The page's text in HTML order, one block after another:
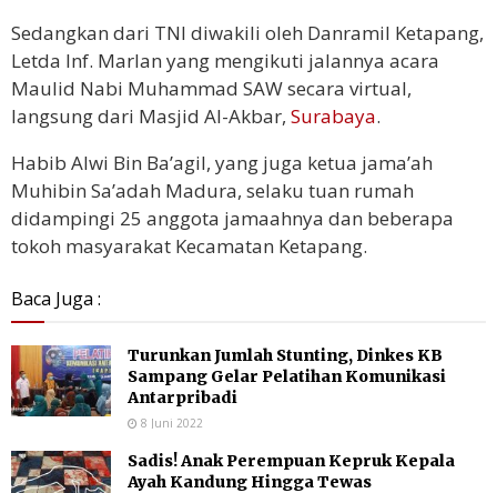
Sedangkan dari TNI diwakili oleh Danramil Ketapang,
Letda Inf. Marlan yang mengikuti jalannya acara
Maulid Nabi Muhammad SAW secara virtual,
langsung dari Masjid Al-Akbar, Surabaya.
Habib Alwi Bin Ba’agil, yang juga ketua jama’ah
Muhibin Sa’adah Madura, selaku tuan rumah
didampingi 25 anggota jamaahnya dan beberapa
tokoh masyarakat Kecamatan Ketapang.
Baca Juga :
Turunkan Jumlah Stunting, Dinkes KB
Sampang Gelar Pelatihan Komunikasi
Antarpribadi
8 Juni 2022
Sadis! Anak Perempuan Kepruk Kepala
Ayah Kandung Hingga Tewas